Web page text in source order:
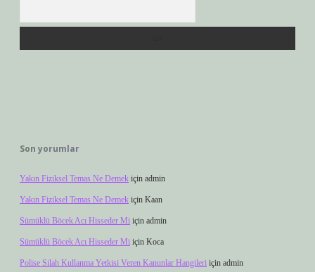
Son yorumlar
Yakın Fiziksel Temas Ne Demek için admin
Yakın Fiziksel Temas Ne Demek için Kaan
Sümüklü Böcek Acı Hisseder Mi için admin
Sümüklü Böcek Acı Hisseder Mi için Koca
Polise Silah Kullanma Yetkisi Veren Kanunlar Hangileri için admin